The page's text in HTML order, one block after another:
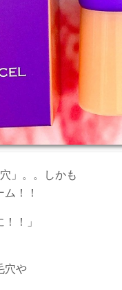
」。。しかも
！！
！」
穴や